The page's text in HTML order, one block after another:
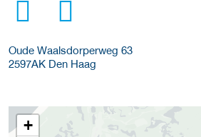
Oude Waalsdorperweg 63
2597AK Den Haag
+